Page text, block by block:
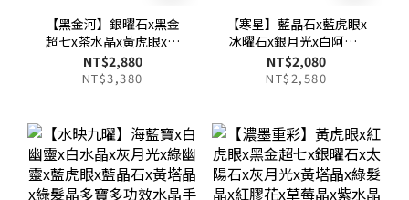
【黑金河】銀曜石x黑金
超七x茶水晶x黃虎眼x黃
塔晶x藍晶石x灰月光石
NT$2,880
NT$3,380
【寒星】藍晶石x藍虎眼x
冰曜石x銀月光x白阿賽x
降真香x雪花幽靈
NT$2,080
NT$2,580